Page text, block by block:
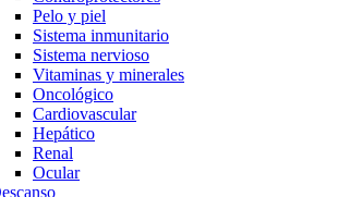
Pelo y piel
Sistema inmunitario
Sistema nervioso
Vitaminas y minerales
Oncológico
Cardiovascular
Hepático
Renal
Ocular